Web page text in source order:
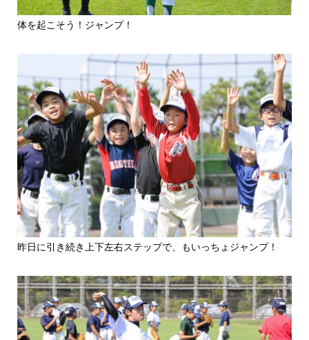
体を起こそう！ジャンプ！
昨日に引き続き上下左右ステップで、もいっちょジャンプ！